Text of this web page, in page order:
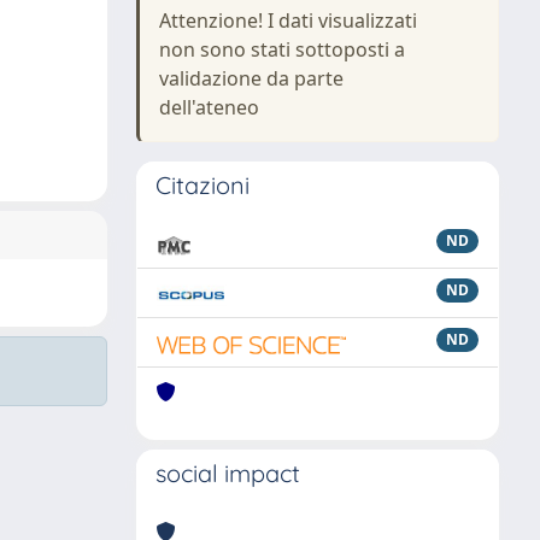
Attenzione! I dati visualizzati
non sono stati sottoposti a
validazione da parte
dell'ateneo
Citazioni
ND
ND
ND
social impact